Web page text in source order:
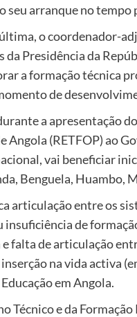
seu arranque no tempo
o coordenador-
da Presidência da
a formação técnica
de
a apresentação
Angola (RETFOP) ao
vai beneficiar
Benguela, Huambo,
articulação entre os
de
falta de articulação
na vida activa
em Angola.
Técnico e da